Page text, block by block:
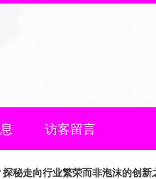
访客留言
秘走向行业繁荣而非泡沫的创新